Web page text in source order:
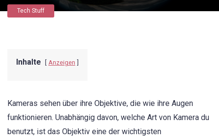
Tech Stuff
Inhalte Anzeigen
Kameras sehen über ihre Objektive, die wie ihre Augen
funktionieren. Unabhängig davon, welche Art von Kamera du
benutzt, ist das Objektiv eine der wichtigsten